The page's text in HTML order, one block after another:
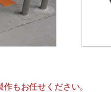
もお任せください。